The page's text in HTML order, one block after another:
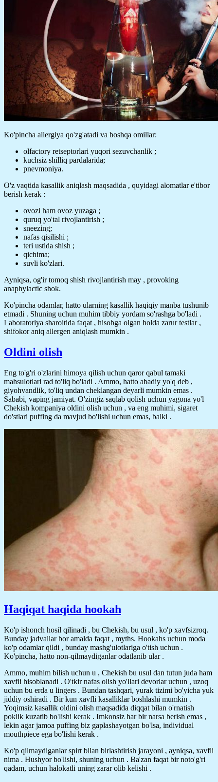
Ko'pincha allergiya qo'zg'atadi va boshqa omillar:
olfactory retseptorlari yuqori sezuvchanlik ;
kuchsiz shilliq pardalarida;
pnevmoniya.
O'z vaqtida kasallik aniqlash maqsadida , quyidagi alomatlar e'tibor
berish kerak :
ovozi ham ovoz yuzaga ;
quruq yo'tal rivojlantirish ;
sneezing;
nafas qisilishi ;
teri ustida shish ;
qichima;
suvli ko'zlari.
Ayniqsa, og'ir tomoq shish rivojlantirish may , provoking
anaphylactic shok.
Ko'pincha odamlar, hatto ularning kasallik haqiqiy manba tushunib
etmadi . Shuning uchun muhim tibbiy yordam so'rashga bo'ladi .
Laboratoriya sharoitida faqat , hisobga olgan holda zarur testlar ,
shifokor aniq allergen aniqlash mumkin .
Oldini olish
Eng to'g'ri o'zlarini himoya qilish uchun qaror qabul tamaki
mahsulotlari rad to'liq bo'ladi . Ammo, hatto abadiy yo'q deb ,
giyohvandlik, to'liq undan cheklangan deyarli mumkin emas .
Sababi, vaping jamiyat. O'zingiz saqlab qolish uchun yagona yo'l
Chekish kompaniya oldini olish uchun , va eng muhimi, sigaret
do'stlari puffing da mavjud bo'lishi uchun emas, balki .
Haqiqat haqida hookah
Ko'p ishonch hosil qilinadi , bu Chekish, bu usul , ko'p xavfsizroq.
Bunday jadvallar bor amalda faqat , myths. Hookahs uchun moda
ko'p odamlar qildi , bunday mashg'ulotlariga o'tish uchun .
Ko'pincha, hatto non-qilmaydiganlar odatlanib ular .
Ammo, muhim bilish uchun u , Chekish bu usul dan tutun juda ham
xavfli hisoblanadi . O'tkir nafas olish yo'llari devorlar uchun , uzoq
uchun bu erda u lingers . Bundan tashqari, yurak tizimi bo'yicha yuk
jiddiy oshiradi . Bir kun xavfli kasalliklar boshlashi mumkin .
Yoqimsiz kasallik oldini olish maqsadida diqqat bilan o'rnatish
poklik kuzatib bo'lishi kerak . Imkonsiz har bir narsa berish emas ,
lekin agar jamoa puffing biz gaplashayotgan bo'lsa, individual
mouthpiece ega bo'lishi kerak .
Ko'p qilmaydiganlar spirt bilan birlashtirish jarayoni , ayniqsa, xavfli
nima . Hushyor bo'lishi, shuning uchun . Ba'zan faqat bir noto'g'ri
qadam, uchun halokatli uning zarar olib kelishi .